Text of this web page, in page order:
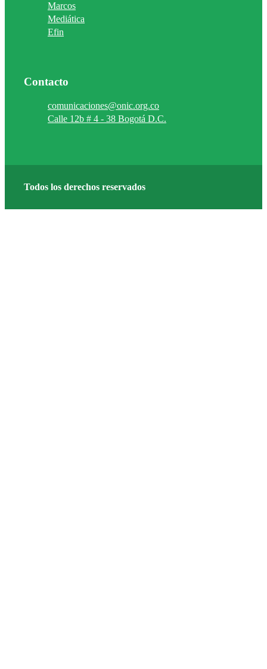
Marcos
Mediática
Efin
Contacto
comunicaciones@onic.org.co
Calle 12b # 4 - 38 Bogotá D.C.
Todos los derechos reservados